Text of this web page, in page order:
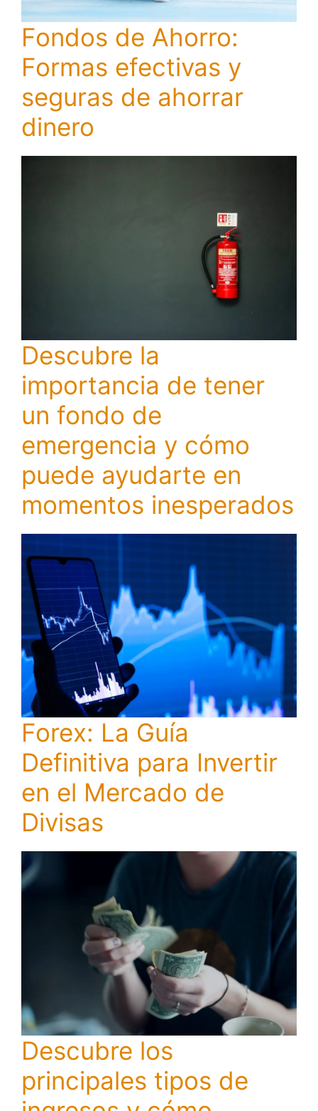
Fondos de Ahorro:
Formas efectivas y
seguras de ahorrar
dinero
Descubre la
importancia de tener
un fondo de
emergencia y cómo
puede ayudarte en
momentos inesperados
Forex: La Guía
Definitiva para Invertir
en el Mercado de
Divisas
Descubre los
principales tipos de